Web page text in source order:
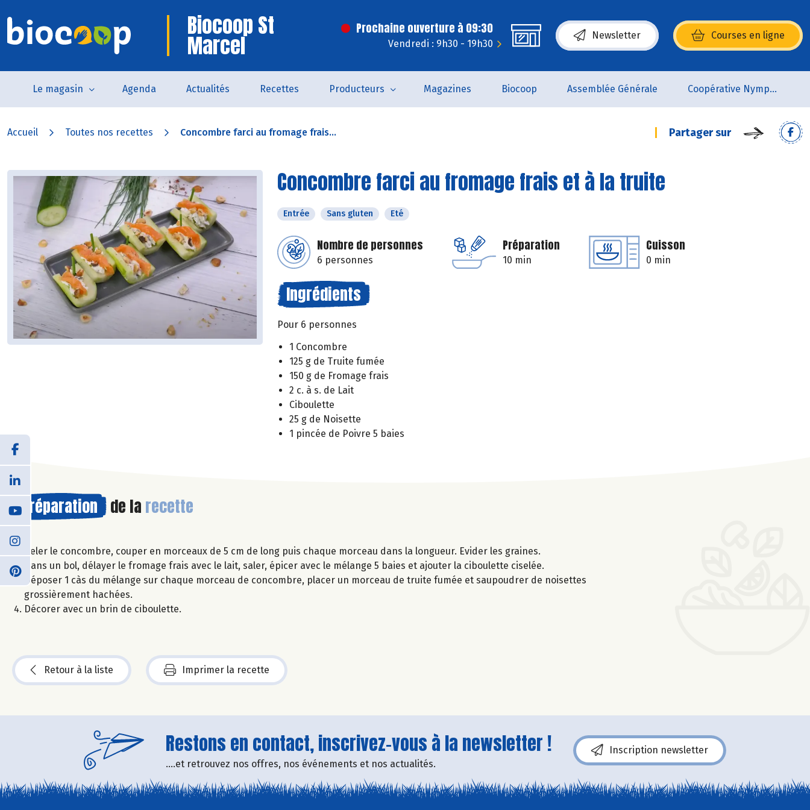
Biocoop St
Marcel
Prochaine ouverture à 09:30
Vendredi : 9h30 - 19h30
Newsletter Courses en ligne
(s’ouvre dans une nouvelle fenêtre)
Le magasin Agenda Actualités Recettes Producteurs Magazines Biocoop Assemblée Générale Coopérative Nymphéa
Accueil Toutes nos recettes Concombre farci au fromage frais... Partager sur
Concombre farci au fromage frais et à la truite
Entrée Sans gluten Eté
Nombre de personnes
6 personnes
Préparation
10 min
Cuisson
0 min
Ingrédients
Pour 6 personnes
1 Concombre
125 g de Truite fumée
150 g de Fromage frais
2 c. à s. de Lait
Ciboulette
25 g de Noisette
1 pincée de Poivre 5 baies
Préparation de la recette
Peler le concombre, couper en morceaux de 5 cm de long puis chaque morceau dans la longueur. Evider les graines.
Dans un bol, délayer le fromage frais avec le lait, saler, épicer avec le mélange 5 baies et ajouter la ciboulette ciselée.
Déposer 1 càs du mélange sur chaque morceau de concombre, placer un morceau de truite fumée et saupoudrer de noisettes
grossièrement hachées.
Décorer avec un brin de ciboulette.
Retour à la liste Imprimer la recette
Restons en contact, inscrivez-vous à la newsletter !
....et retrouvez nos offres, nos événements et nos actualités.
Inscription newsletter